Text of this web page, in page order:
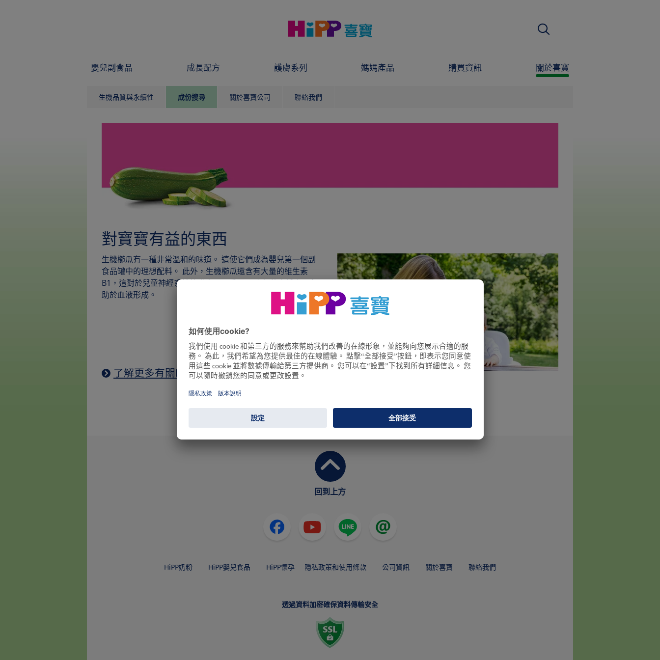
嬰兒副食品 成長配方 護膚系列 媽媽產品 購買資訊 關於喜寶
搜尋
生機品質與永續性 成份搜尋 關於喜寶公司 聯絡我們
對寶寶有益的東西
生機櫛瓜有一種非常溫和的味道。 這使它們成為嬰兒第一個副
食品罐中的理想配料。 此外，生機櫛瓜還含有大量的維生素
B1，這對於兒童神經系統的發育至關重要。 它們的高鐵含量有
助於血液形成。
了解更多有關HiPP的生機蔬菜泥
回到上方
HiPP奶粉 HiPP嬰兒食品 HiPP懷孕 隱私政策和使用條款 公司資訊 關於喜寶 聯絡我們
透過資料加密確保資料傳輸安全